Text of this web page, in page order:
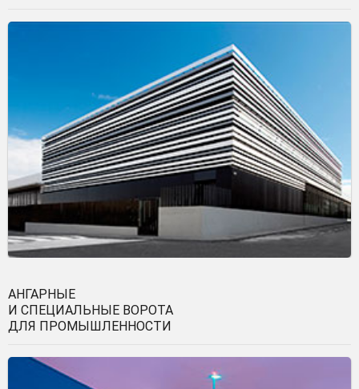
АНГАРНЫЕ
И СПЕЦИАЛЬНЫЕ ВОРОТА
ДЛЯ ПРОМЫШЛЕННОСТИ